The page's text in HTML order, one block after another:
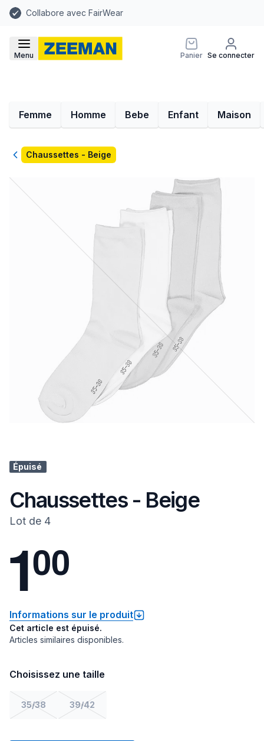
Collabore avec FairWear
Menu Panier Se connecter
Femme Homme Bebe Enfant Maison
RetourChaussettes - Beige
Épuisé
Chaussettes - Beige
Lot de 4
100
Informations sur le produit
Cet article est épuisé.
Articles similaires disponibles.
Choisissez une taille
35/38 39/42